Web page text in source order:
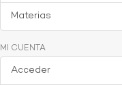
Materias
MI CUENTA
Acceder